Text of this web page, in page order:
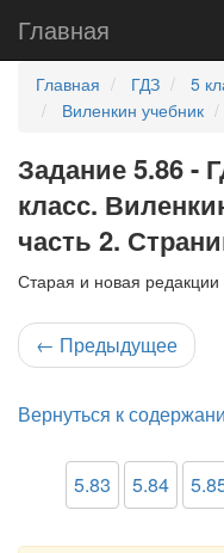
Главная
Главная ГДЗ 5
Виленкин учебник
Задание 5.86 -
класс.
часть 2.
Старая и новая редакции
← Предыдущее
Вернуться к
5.83 5.84